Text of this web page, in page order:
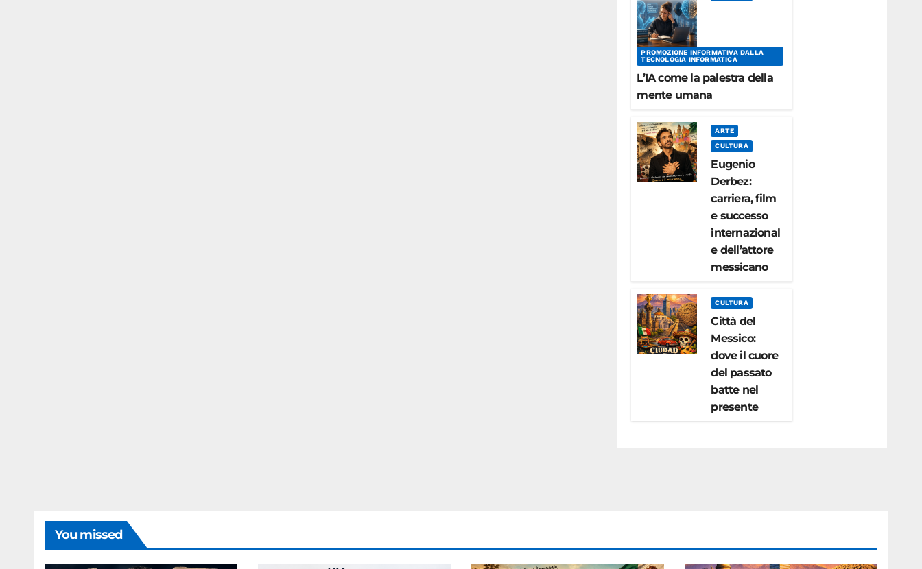
PROMOZIONE INFORMATIVA DALLA
TECNOLOGIA INFORMATICA
L’IA come la palestra della
mente umana
ARTE
CULTURA
Eugenio
Derbez:
carriera, film
e successo
internazional
e dell’attore
messicano
CULTURA
Città del
Messico:
dove il cuore
del passato
batte nel
presente
You missed